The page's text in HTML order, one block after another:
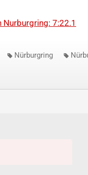
Nurburgring: 7:22.1
Nürburgring